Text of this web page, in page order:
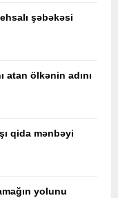
şəbəkəsi
atan ölkənin adını
qida mənbəyi
yolunu